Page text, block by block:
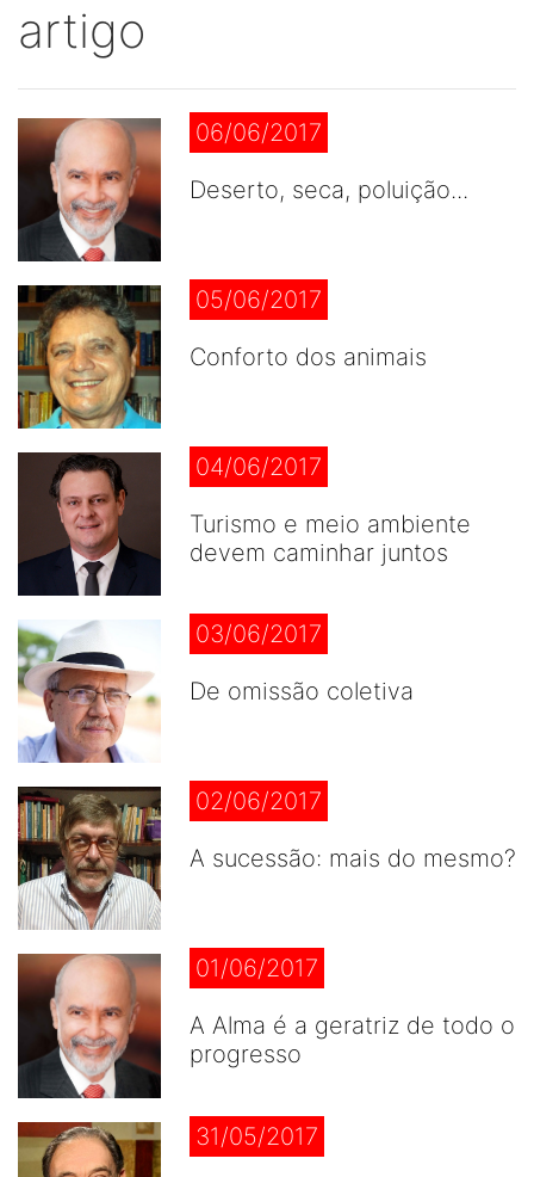
artigo
06/06/2017
Deserto, seca, poluição...
05/06/2017
Conforto dos animais
04/06/2017
Turismo e meio ambiente
devem caminhar juntos
03/06/2017
De omissão coletiva
02/06/2017
A sucessão: mais do mesmo?
01/06/2017
A Alma é a geratriz de todo o
progresso
31/05/2017